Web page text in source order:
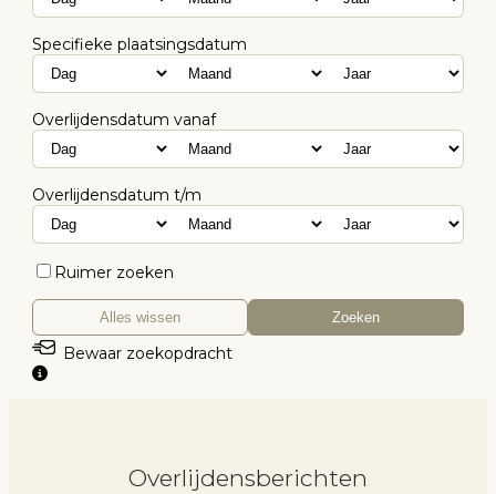
Specifieke plaatsingsdatum
Overlijdensdatum vanaf
Overlijdensdatum t/m
Ruimer zoeken
Alles wissen Zoeken
Bewaar zoekopdracht
Overlijdensberichten